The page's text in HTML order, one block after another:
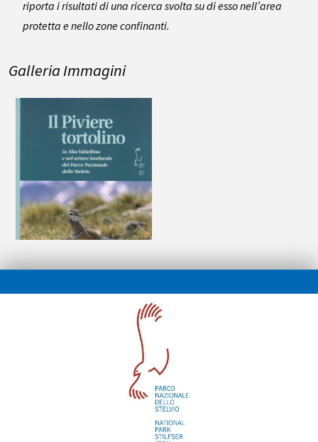
riporta i risultati di una ricerca svolta su di esso nell’area
protetta e nello zone confinanti.
Galleria Immagini